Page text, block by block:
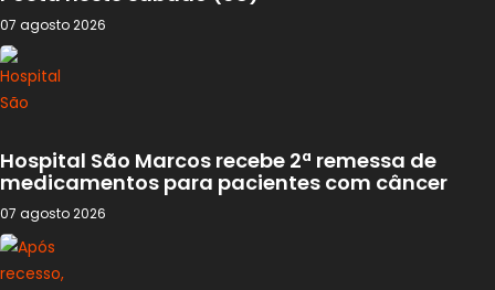
07 agosto 2026
Hospital São Marcos recebe 2ª remessa de
medicamentos para pacientes com câncer
07 agosto 2026